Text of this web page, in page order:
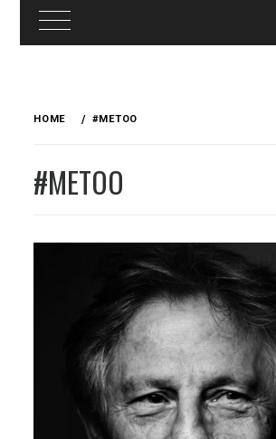
HOME #METOO
#METOO